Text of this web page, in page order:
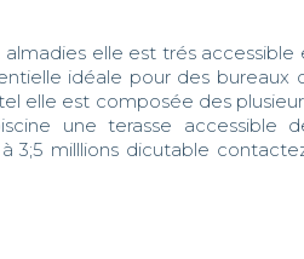
elle est trés
idéale pour des bureaux
elle est composée des
une terasse accessible
3;5 milllions dicutable